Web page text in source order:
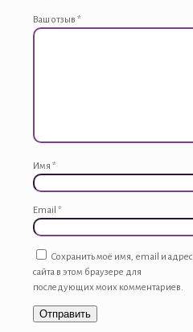
Ваш отзыв *
Имя *
Email *
Сохранить моё имя, email и адрес
сайта в этом браузере для
последующих моих комментариев.